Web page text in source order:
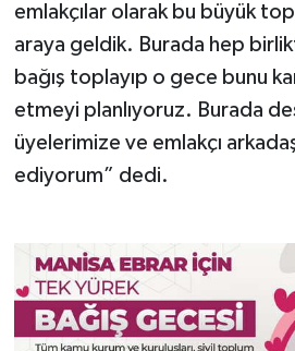
emlakçılar olarak bu büyük
araya geldik. Burada hep
bağış toplayıp o gece bunu
etmeyi planlıyoruz. Burada
üyelerimize ve emlakçı
ediyorum” dedi.